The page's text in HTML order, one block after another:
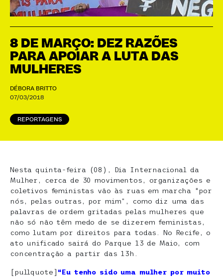
8 DE MARÇO: DEZ RAZÕES
PARA APOIAR A LUTA DAS
MULHERES
DÉBORA BRITTO
07/03/2018
REPORTAGENS
Nesta quinta-feira (08), Dia Internacional da
Mulher, cerca de 30 movimentos, organizações e
coletivos feministas vão às ruas em marcha “por
nós, pelas outras, por mim”, como diz uma das
palavras de ordem gritadas pelas mulheres que
não só não têm medo de se dizerem feministas,
como lutam por direitos para todas. No Recife, o
ato unificado sairá do Parque 13 de Maio, com
concentração a partir das 13h.
[pullquote] “Eu tenho sido uma mulher por muito